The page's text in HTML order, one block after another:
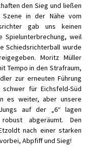
den Sieg und ließen
in der Nähe vom
gab uns keinen
Spielunterbrechung, weil
Schiedsrichterball wurde
Moritz Müller
Tempo in den Strafraum,
zur erneuten Führung
für Eichsfeld-Süd
es weiter, aber unsere
auf der „6“ lagen
abgeräumt. Den
nach einer starken
Abpfiff und Sieg!